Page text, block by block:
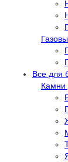
Все для
Камни